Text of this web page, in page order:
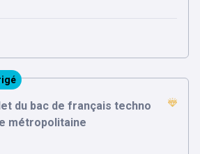
du bac de français techno
métropolitaine